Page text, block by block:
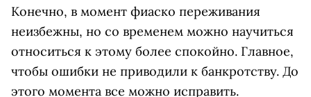
Конечно, в момент фиаско переживания
неизбежны, но со временем можно научиться
относиться к этому более спокойно. Главное,
чтобы ошибки не приводили к банкротству. До
этого момента все можно исправить.